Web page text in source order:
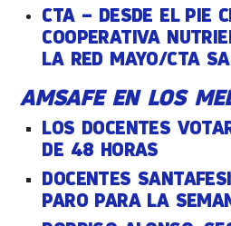
CTA – DESDE EL PIE
COOPERATIVA
LA RED MAYO/CTA
AMSAFE EN LOS
LOS DOCENTES
DE 48 HORAS
DOCENTES
PARO PARA LA